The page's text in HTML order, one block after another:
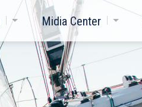
Midia Center